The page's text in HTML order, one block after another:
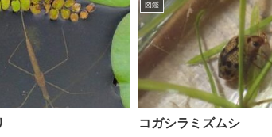
図鑑
コガシラミズムシ